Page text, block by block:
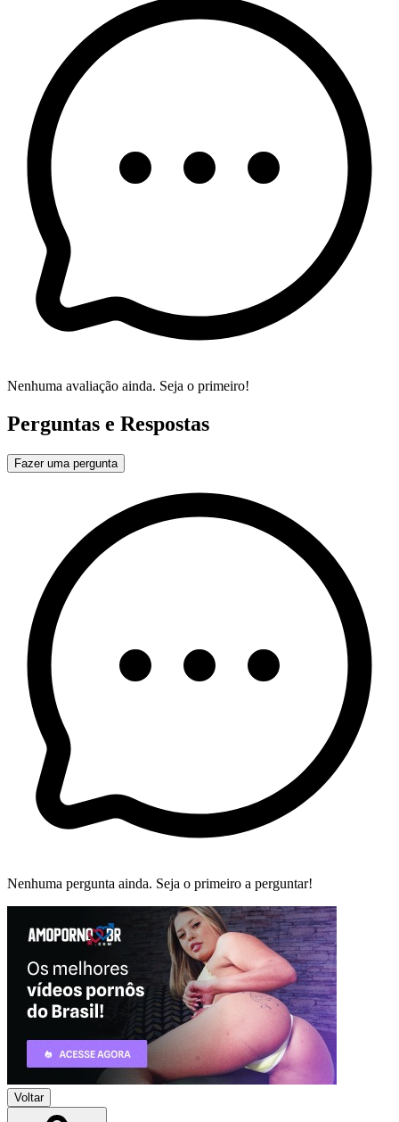
Nenhuma avaliação ainda. Seja o primeiro!
Perguntas e Respostas
Fazer uma pergunta
Nenhuma pergunta ainda. Seja o primeiro a perguntar!
Voltar